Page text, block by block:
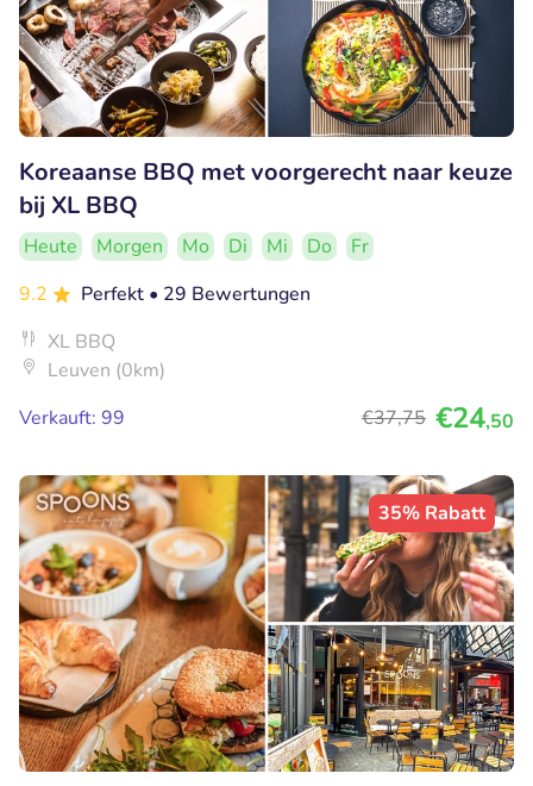
Koreaanse BBQ met voorgerecht naar keuze
bij XL BBQ
Heute Morgen Mo Di Mi Do
Fr
9.2
Perfekt • 29 Bewertungen
XL BBQ
Leuven (0km)
Verkauft: 99
€37,75 €24,50
35% Rabatt